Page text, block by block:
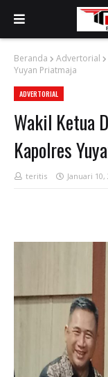
Beranda Advertorial
Yuyan Priatmaja
ADVERTORIAL
Wakil Ketua
Kapolres
teritis Januari 10,